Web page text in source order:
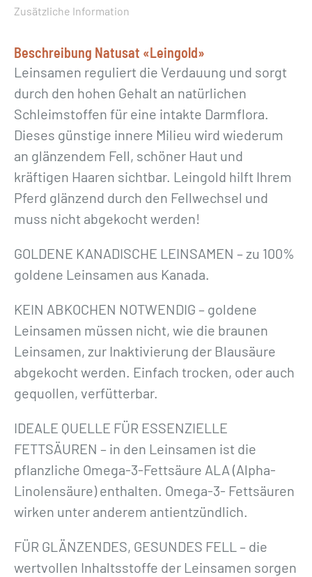
5
k
g
M
e
g
e
Zusätzliche Information
Beschreibung Natusat «Leingold»
Leinsamen reguliert die Verdauung und sorgt
durch den hohen Gehalt an natürlichen
Schleimstoffen für eine intakte Darmflora.
Dieses günstige innere Milieu wird wiederum
an glänzendem Fell, schöner Haut und
kräftigen Haaren sichtbar. Leingold hilft Ihrem
Pferd glänzend durch den Fellwechsel und
muss nicht abgekocht werden!
GOLDENE KANADISCHE LEINSAMEN – zu 100%
goldene Leinsamen aus Kanada.
KEIN ABKOCHEN NOTWENDIG – goldene
Leinsamen müssen nicht, wie die braunen
Leinsamen, zur Inaktivierung der Blausäure
abgekocht werden. Einfach trocken, oder auch
gequollen, verfütterbar.
IDEALE QUELLE FÜR ESSENZIELLE
FETTSÄUREN – in den Leinsamen ist die
pflanzliche Omega-3-Fettsäure ALA (Alpha-
Linolensäure) enthalten. Omega-3- Fettsäuren
wirken unter anderem antientzündlich.
FÜR GLÄNZENDES, GESUNDES FELL – die
wertvollen Inhaltsstoffe der Leinsamen sorgen